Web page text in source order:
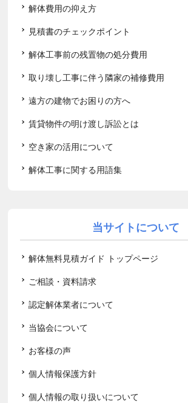
解体費用の抑え方
見積書のチェックポイント
解体工事前の残置物の処分費用
取り壊し工事に伴う隣家の補修費用
遠方の建物でお困りの方へ
賃貸物件の明け渡し訴訟とは
空き家の活用について
解体工事に関する用語集
当サイトについて
解体無料見積ガイド トップページ
ご相談・資料請求
認定解体業者について
当協会について
お客様の声
個人情報保護方針
個人情報の取り扱いについて